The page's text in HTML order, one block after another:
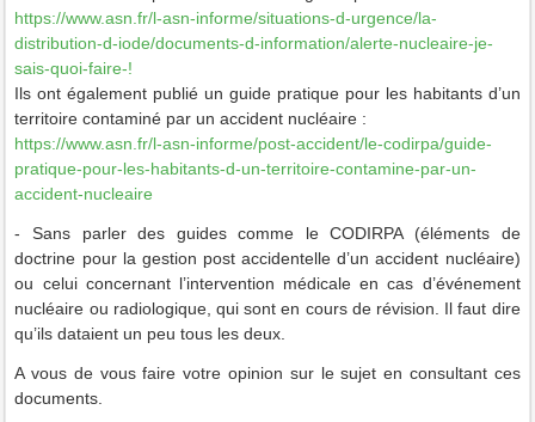
https://www.asn.fr/l-asn-informe/situations-d-urgence/la-
distribution-d-iode/documents-d-information/alerte-nucleaire-je-
sais-quoi-faire-!
Ils ont également publié un guide pratique pour les habitants d’un
territoire contaminé par un accident nucléaire :
https://www.asn.fr/l-asn-informe/post-accident/le-codirpa/guide-
pratique-pour-les-habitants-d-un-territoire-contamine-par-un-
accident-nucleaire
-Sans parler des guides comme le CODIRPA (éléments de
doctrine pour la gestion post accidentelle d’un accident nucléaire)
ou celui concernant l’intervention médicale en cas d’événement
nucléaire ou radiologique, qui sont en cours de révision. Il faut dire
qu’ils dataient un peu tous les deux.
A vous de vous faire votre opinion sur le sujet en consultant ces
documents.